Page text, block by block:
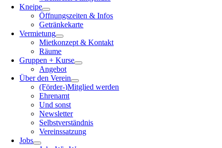
Kneipe
Öffnungszeiten & Infos
Getränkekarte
Vermietung
Mietkonzept & Kontakt
Räume
Gruppen + Kurse
Angebot
Über den Verein
(Förder-)Mitglied werden
Ehrenamt
Und sonst
Newsletter
Selbstverständnis
Vereinssatzung
Jobs